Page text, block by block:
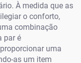
À medida que as
o conforto,
combinação
par é
uma
as um item